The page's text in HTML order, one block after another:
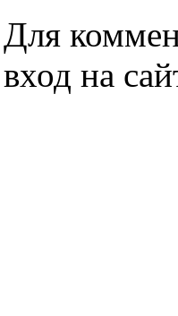
Для
вход на